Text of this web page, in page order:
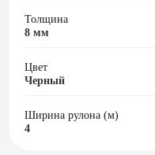
Толщина
8 мм
Цвет
Черный
Ширина рулона (м)
4